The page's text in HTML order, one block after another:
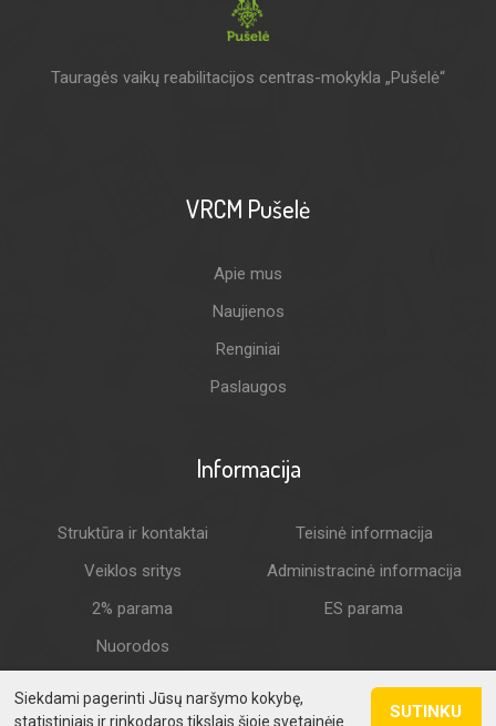
Tauragės vaikų reabilitacijos centras-mokykla „Pušelė“
VRCM Pušelė
Apie mus
Naujienos
Renginiai
Paslaugos
Informacija
Struktūra ir kontaktai
Teisinė informacija
Veiklos sritys
Administracinė informacija
2% parama
ES parama
Nuorodos
SUTINKU
Siekdami pagerinti Jūsų naršymo kokybę,
statistiniais ir rinkodaros tikslais šioje svetainėje